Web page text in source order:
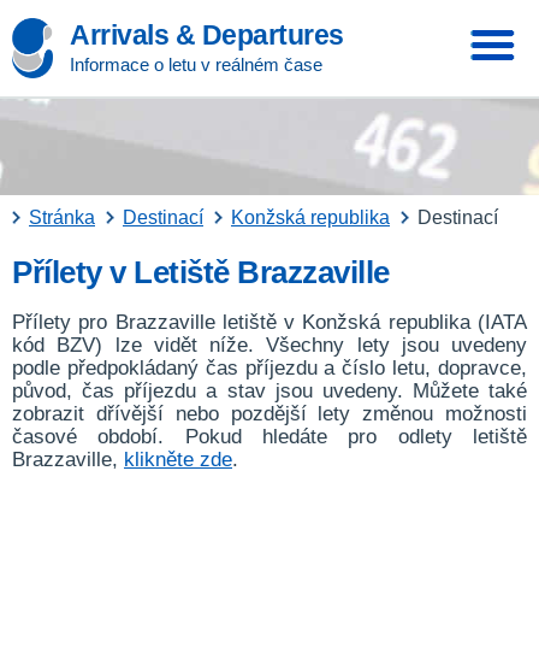
Arrivals & Departures
Informace o letu v reálném čase
Stránka Destinací Konžská republika Destinací
Přílety v Letiště Brazzaville
Přílety pro Brazzaville letiště v Konžská republika (IATA
kód BZV) lze vidět níže. Všechny lety jsou uvedeny
podle předpokládaný čas příjezdu a číslo letu, dopravce,
původ, čas příjezdu a stav jsou uvedeny. Můžete také
zobrazit dřívější nebo pozdější lety změnou možnosti
časové období. Pokud hledáte pro odlety letiště
Brazzaville, klikněte zde.